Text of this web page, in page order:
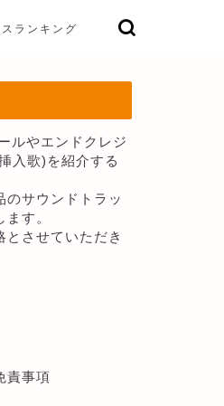
ランキング
ルやエンドクレジ
入歌)を紹介する
のサウンドトラッ
す。
させていただき
責事項